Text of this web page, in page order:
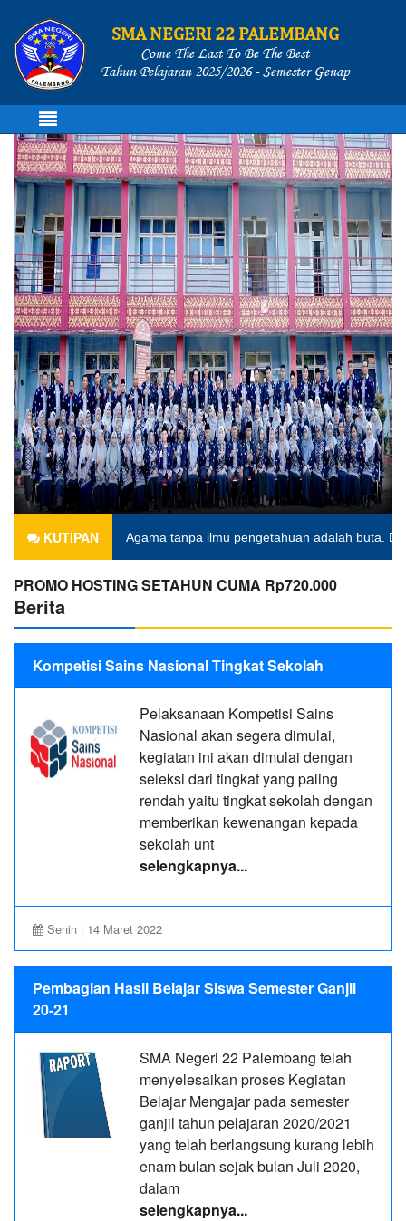
SMA NEGERI 22 PALEMBANG
Come The Last To Be The Best
Tahun Pelajaran 2025/2026 - Semester Genap
KUTIPAN
hari ini.Anonim Agama tanpa ilmu pengetahuan adalah buta.
PROMO HOSTING SETAHUN CUMA Rp720.000
Berita
Kompetisi Sains Nasional Tingkat Sekolah
Pelaksanaan Kompetisi Sains
Nasional akan segera dimulai,
kegiatan ini akan dimulai dengan
seleksi dari tingkat yang paling
rendah yaitu tingkat sekolah dengan
memberikan kewenangan kepada
sekolah unt
selengkapnya...
Senin | 14 Maret 2022
Pembagian Hasil Belajar Siswa Semester Ganjil
20-21
SMA Negeri 22 Palembang telah
menyelesaikan proses Kegiatan
Belajar Mengajar pada semester
ganjil tahun pelajaran 2020/2021
yang telah berlangsung kurang lebih
enam bulan sejak bulan Juli 2020,
dalam
selengkapnya...